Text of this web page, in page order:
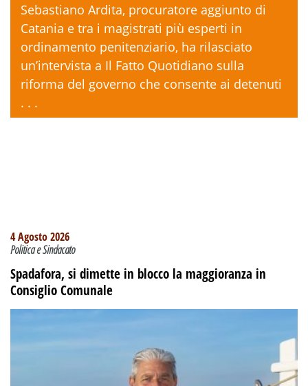
Sebastiano Ardita, procuratore aggiunto di
Catania e tra i magistrati più esperti in
ordinamento penitenziario, ha rilasciato
un’intervista a Il Fatto Quotidiano sulla
riforma del governo che consente ai detenuti
. . .
4 Agosto 2026
Politica e Sindacato
Spadafora, si dimette in blocco la maggioranza in
Consiglio Comunale